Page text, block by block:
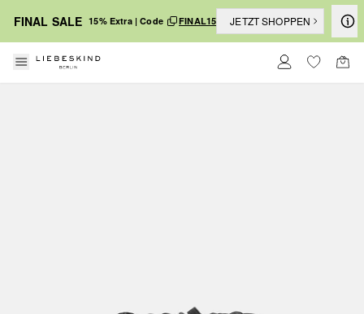
FINAL SALE 15% Extra | Code FINAL15 JETZT SHOPPEN